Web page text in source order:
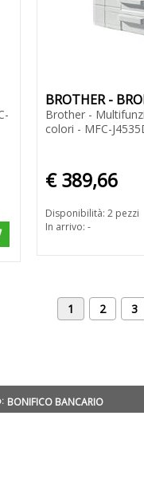
BROTHER -
Brother -
colori - MFC-
€ 389,66
Disponibilità: 2 pezzi
In arrivo: -
1 2 3
BONIFICO BANCARIO